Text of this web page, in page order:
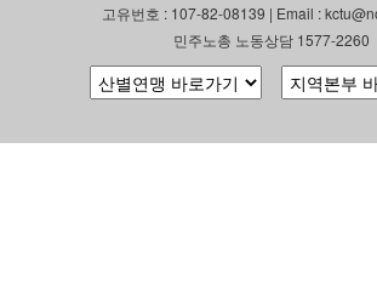
고유번호 : 107-82-08139 | Email :
민주노총 노동상담 1577-2260